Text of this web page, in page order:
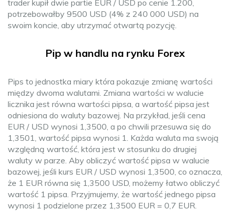
trader kupił dwie partie EUR / USD po cenie 1.200,
potrzebowałby 9500 USD (4% z 240 000 USD) na
swoim koncie, aby utrzymać otwartą pozycję.
Pip w handlu na rynku Forex
Pips to jednostka miary która pokazuje zmianę wartości
między dwoma walutami. Zmiana wartości w walucie
licznika jest równa wartości pipsa, a wartość pipsa jest
odniesiona do waluty bazowej. Na przykład, jeśli cena
EUR / USD wynosi 1,3500, a po chwili przesuwa się do
1,3501, wartość pipsa wynosi 1. Każda waluta ma swoją
względną wartość, która jest w stosunku do drugiej
waluty w parze. Aby obliczyć wartość pipsa w walucie
bazowej, jeśli kurs EUR / USD wynosi 1,3500, co oznacza,
że 1 EUR równa się 1,3500 USD, możemy łatwo obliczyć
wartość 1 pipsa. Przyjmujemy, że wartość jednego pipsa
wynosi 1 podzielone przez 1,3500 EUR = 0,7 EUR.